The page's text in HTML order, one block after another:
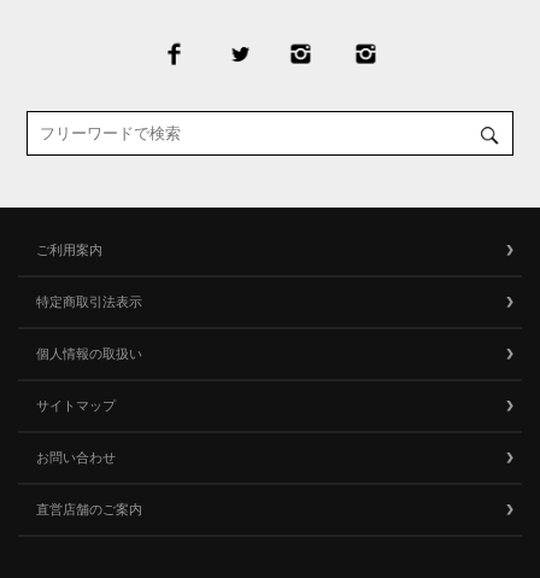
ご利用案内
特定商取引法表示
個人情報の取扱い
サイトマップ
お問い合わせ
直営店舗のご案内